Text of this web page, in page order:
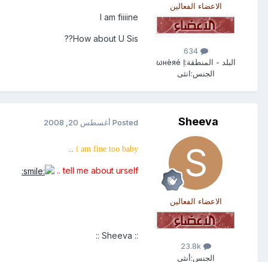
الاعضاء الفعالين
634
البلد - المنطقة:ωнèяé Ị
الجنس:انثى
I am fiiiine
How about U Sis??
Sheeva
الاعضاء الفعالين
23.8k
الجنس:أنثى
Posted أغسطس 20, 2008
i am fine too baby
tell me about urself ..
:: Sheeva ::